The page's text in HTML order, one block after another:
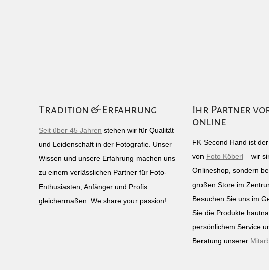
Tradition & Erfahrung
Seit über 45 Jahren stehen wir für Qualität
und Leidenschaft in der Fotografie. Unser
Wissen und unsere Erfahrung machen uns
zu einem verlässlichen Partner für Foto-
Enthusiasten, Anfänger und Profis
gleichermaßen. We share your passion!
Ihr Partner
online
FK Second Hand ist
von Foto Köberl – wir
Onlineshop, sondern
großen Store im
Besuchen Sie uns im
Sie die Produkte
persönlichem Service
Beratung unserer